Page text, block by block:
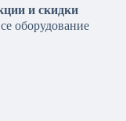
и скидки
оборудование